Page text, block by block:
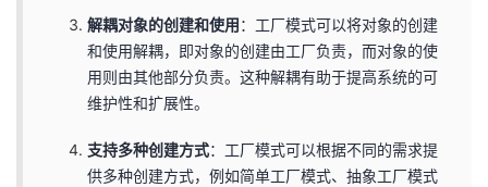
解耦对象的创建和使用：工厂模式可以将对象的创建
和使用解耦，即对象的创建由工厂负责，而对象的使
用则由其他部分负责。这种解耦有助于提高系统的可
维护性和扩展性。
支持多种创建方式：工厂模式可以根据不同的需求提
供多种创建方式，例如简单工厂模式、抽象工厂模式